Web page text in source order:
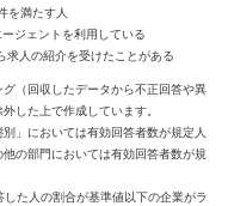
を満たす人
ジェントを利用している
求人の紹介を受けたことがある
（回収したデータから不正回答や異
した上で作成しています。
」においては有効回答者数が規定人
の部門においては有効回答者数が規
た人の割合が基準値以下の企業がラ